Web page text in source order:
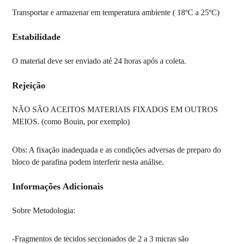
Transportar e armazenar em temperatura ambiente ( 18ºC a 25ºC)
Estabilidade
O material deve ser enviado até 24 horas após a coleta.
Rejeição
NÃO SÃO ACEITOS MATERIAIS FIXADOS EM OUTROS
MEIOS. (como Bouin, por exemplo)
Obs: A fixação inadequada e as condições adversas de preparo do
bloco de parafina podem interferir nesta análise.
Informações Adicionais
Sobre Metodologia:
-Fragmentos de tecidos seccionados de 2 a 3 micras são